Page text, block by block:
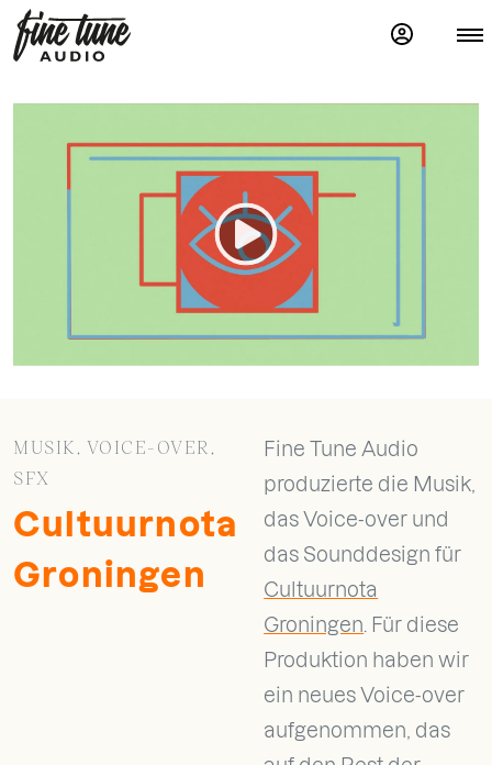
MUSIK, VOICE-OVER,
SFX
Cultuurnota
Groningen
Fine Tune Audio
produzierte die Musik,
das Voice-over und
das Sounddesign für
Cultuurnota
Groningen . Für diese
Produktion haben wir
ein neues Voice-over
aufgenommen, das